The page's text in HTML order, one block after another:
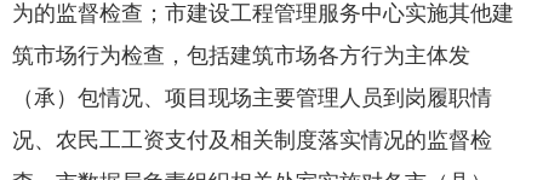
为的监督检查；市建设工程管理服务中心实施其他建
筑市场行为检查，包括建筑市场各方行为主体发
（承）包情况、项目现场主要管理人员到岗履职情
况、农民工工资支付及相关制度落实情况的监督检